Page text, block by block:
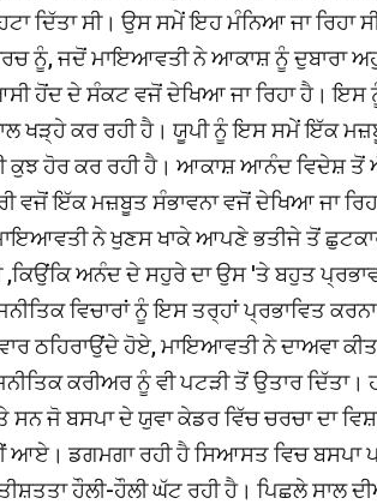
ਦਿੱਤਾ ਸੀ। ਉਸ ਸਮੇਂ ਇਹ ਮੰਨਿਆ ਜਾ ਰਿਹਾ
ਨੂੰ, ਜਦੋਂ ਮਾਇਆਵਤੀ ਨੇ ਆਕਾਸ਼ ਨੂੰ ਦੁਬਾਰਾ
ਹੋਂਦ ਦੇ ਸੰਕਟ ਵਜੋਂ ਦੇਖਿਆ ਜਾ ਰਿਹਾ ਹੈ। ਇਸ ਨੂੰ
ਖੜ੍ਹੇ ਕਰ ਰਹੀ ਹੈ। ਯੂਪੀ ਨੂੰ ਇਸ ਸਮੇਂ ਇੱਕ
ਕੁਝ ਹੋਰ ਕਰ ਰਹੀ ਹੈ। ਆਕਾਸ਼ ਆਨੰਦ ਵਿਦੇਸ਼
ਵਜੋਂ ਇੱਕ ਮਜ਼ਬੂਤ ​​ਸੰਭਾਵਨਾ ਵਜੋਂ ਦੇਖਿਆ ਜਾ
ਨੇ ਖੁਣਸ ਖਾਕੇ ਆਪਣੇ ਭਤੀਜੇ ਤੋਂ
ਅਨੰਦ ਦੇ ਸਹੁਰੇ ਦਾ ਉਸ 'ਤੇ ਬਹੁਤ
ਵਿਚਾਰਾਂ ਨੂੰ ਇਸ ਤਰ੍ਹਾਂ ਪ੍ਰਭਾਵਿਤ ਕਰਨਾ
ਠਹਿਰਾਉਂਦੇ ਹੋਏ, ਮਾਇਆਵਤੀ ਨੇ ਦਾਅਵਾ
ਕਰੀਅਰ ਨੂੰ ਵੀ ਪਟੜੀ ਤੋਂ ਉਤਾਰ
ਜੋ ਬਸਪਾ ਦੇ ਯੁਵਾ ਕੇਡਰ ਵਿੱਚ ਚਰਚਾ ਦਾ
ਡਗਮਗਾ ਰਹੀ ਹੈ ਸਿਆਸਤ ਵਿਚ ਬਸਪਾ
ਹੌਲੀ-ਹੌਲੀ ਘੱਟ ਰਹੀ ਹੈ। ਪਿਛਲੇ ਸਾਲ